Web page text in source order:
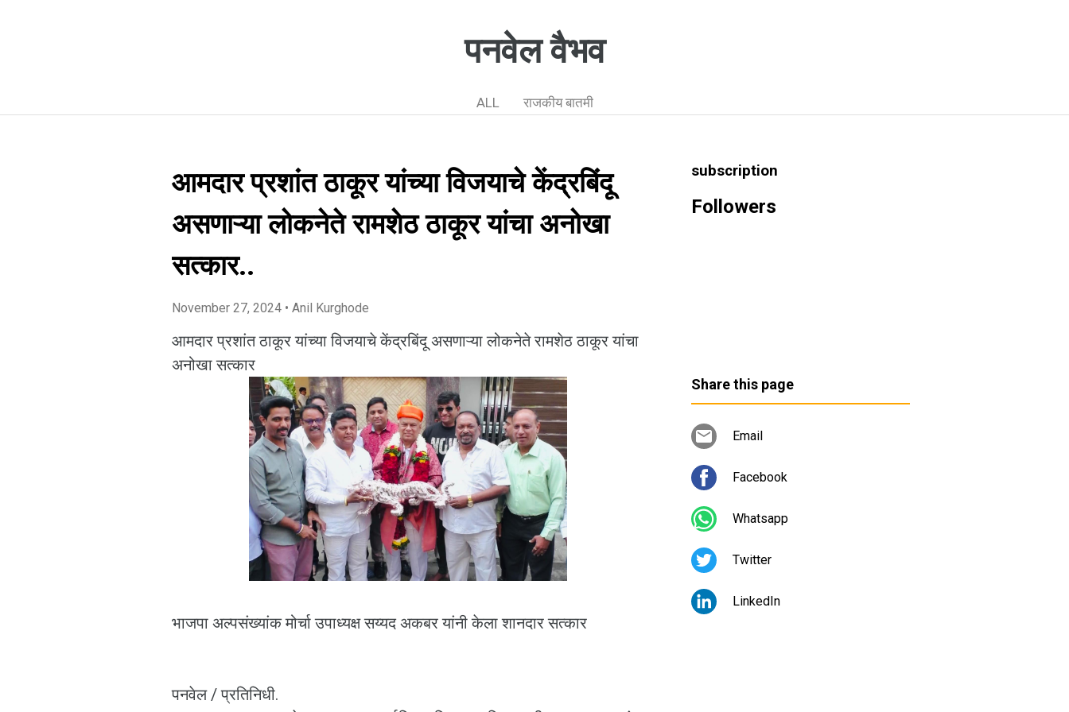
पनवेल वैभव
ALL राजकीय बातमी
आमदार प्रशांत ठाकूर यांच्या विजयाचे केंद्रबिंदू
असणाऱ्या लोकनेते रामशेठ ठाकूर यांचा अनोखा
सत्कार..
November 27, 2024 • Anil Kurghode
आमदार प्रशांत ठाकूर यांच्या विजयाचे केंद्रबिंदू असणाऱ्या लोकनेते रामशेठ ठाकूर यांचा
अनोखा सत्कार
भाजपा अल्पसंख्यांक मोर्चा उपाध्यक्ष सय्यद अकबर यांनी केला शानदार सत्कार
पनवेल / प्रतिनिधी.
subscription
Followers
Share this page
Email
Facebook
Whatsapp
Twitter
LinkedIn